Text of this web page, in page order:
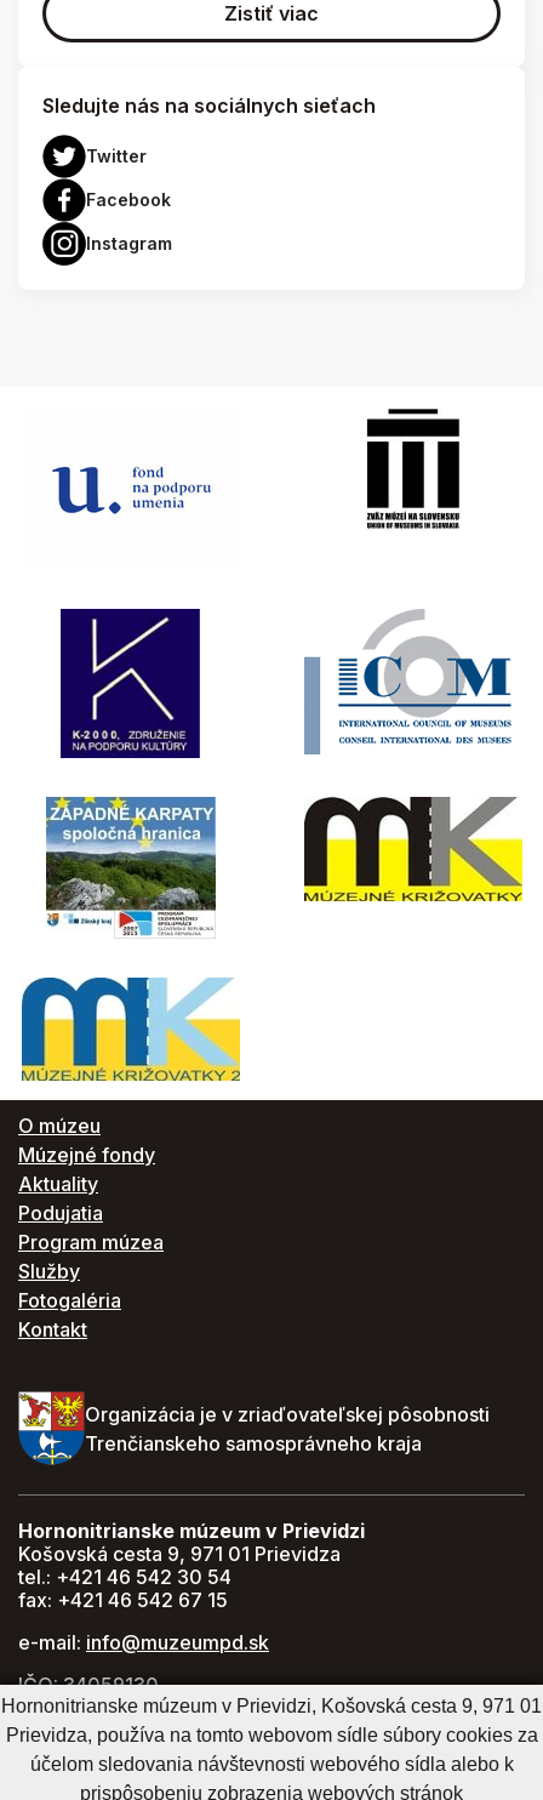
Zistiť viac
Sledujte nás na sociálnych sieťach
Twitter
Facebook
Instagram
O múzeu
Múzejné fondy
Aktuality
Podujatia
Program múzea
Služby
Fotogaléria
Kontakt
Organizácia je v zriaďovateľskej pôsobnosti
Trenčianskeho samosprávneho kraja
Hornonitrianske múzeum v Prievidzi
Košovská cesta 9, 971 01 Prievidza
tel.: +421 46 542 30 54
fax: +421 46 542 67 15
e-mail: info@muzeumpd.sk
IČO: 34059130
DIČ: 2021447274
GPS: 48.770071, 18.620043
Hornonitrianske múzeum v Prievidzi, Košovská cesta 9, 971 01
Prievidza, používa na tomto webovom sídle súbory cookies za
účelom sledovania návštevnosti webového sídla alebo k
prispôsobeniu zobrazenia webových stránok